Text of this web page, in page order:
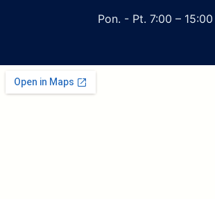
Pon. - Pt. 7:00 – 15:00